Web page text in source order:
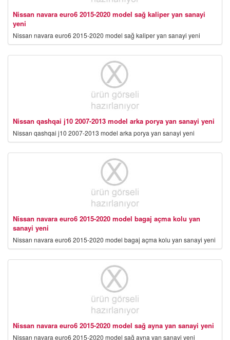
Nissan navara euro6 2015-2020 model sağ kaliper yan sanayi
yeni
Nissan navara euro6 2015-2020 model sağ kaliper yan sanayi yeni
Nissan qashqai j10 2007-2013 model arka porya yan sanayi yeni
Nissan qashqai j10 2007-2013 model arka porya yan sanayi yeni
Nissan navara euro6 2015-2020 model bagaj açma kolu yan
sanayi yeni
Nissan navara euro6 2015-2020 model bagaj açma kolu yan sanayi yeni
Nissan navara euro6 2015-2020 model sağ ayna yan sanayi yeni
Nissan navara euro6 2015-2020 model sağ ayna yan sanayi yeni